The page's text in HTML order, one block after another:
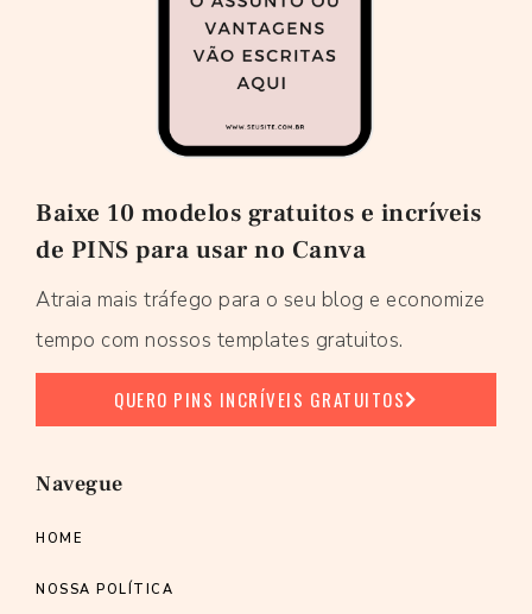
Baixe 10 modelos gratuitos e incríveis
de PINS para usar no Canva
Atraia mais tráfego para o seu blog e economize
tempo com nossos templates gratuitos.
QUERO PINS INCRÍVEIS GRATUITOS
Navegue
HOME
NOSSA POLÍTICA